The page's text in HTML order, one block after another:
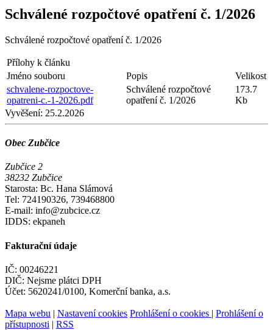
Schválené rozpočtové opatření č. 1/2026
Schválené rozpočtové opatření č. 1/2026
Přílohy k článku
Jméno souboru
Popis
Velikost
schvalene-rozpoctove-
opatreni-c.-1-2026.pdf
Schválené rozpočtové
opatření č. 1/2026
173.7
Kb
Vyvěšení: 25.2.2026
Obec Zubčice
Zubčice 2
38232 Zubčice
Starosta: Bc. Hana Slámová
Tel: 724190326, 739468800
E-mail: info@zubcice.cz
IDDS: ekpaneh
Fakturační údaje
IČ: 00246221
DIČ: Nejsme plátci DPH
Účet: 5620241/0100, Komerční banka, a.s.
Mapa webu | Nastavení cookies Prohlášení o cookies | Prohlášení o
přístupnosti | RSS